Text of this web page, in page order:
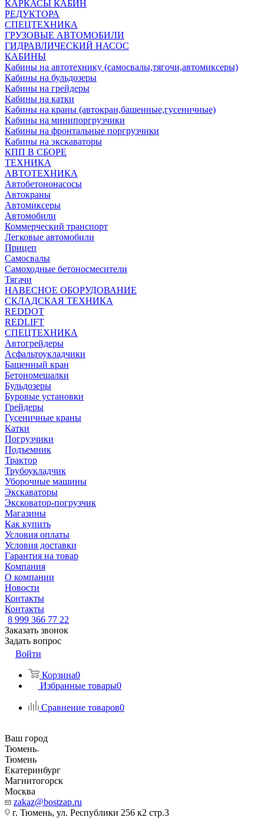
КАРКАСЫ КАБИН
РЕДУКТОРА
СПЕЦТЕХНИКА
ГРУЗОВЫЕ АВТОМОБИЛИ
ГИДРАВЛИЧЕСКИЙ НАСОС
КАБИНЫ
Кабины на автотехнику (самосвалы,тягочи,автомиксеры)
Кабины на бульдозеры
Кабины на грейдеры
Кабины на катки
Кабины на краны (автокран,башенные,гусеничные)
Кабины на минипоргрузчики
Кабины на фронтальные поргрузчики
Кабины на экскаваторы
КПП В СБОРЕ
ТЕХНИКА
АВТОТЕХНИКА
Автобетононасосы
Автокраны
Автомиксеры
Автомобили
Коммерческий транспорт
Легковые автомобили
Прицеп
Самосвалы
Самоходные бетоносмесители
Тягачи
НАВЕСНОЕ ОБОРУДОВАНИЕ
СКЛАДСКАЯ ТЕХНИКА
REDDOT
REDLIFT
СПЕЦТЕХНИКА
Автогрейдеры
Асфальтоукладчики
Башенный кран
Бетономешалки
Бульдозеры
Буровые установки
Грейдеры
Гусеничные краны
Катки
Погрузчики
Подъемник
Трактор
Трубоукладчик
Уборочные машины
Экскаваторы
Эксковатор-погрузчик
Магазины
Как купить
Условия оплаты
Условия доставки
Гарантия на товар
Компания
О компании
Новости
Контакты
Контакты
8 999 366 77 22
Заказать звонок
Задать вопрос
Войти
Корзина0
Избранные товары0
Сравнение товаров0
Ваш город
Тюмень
Тюмень
Екатеринбург
Магнитогорск
Москва
zakaz@bostzap.ru
г. Тюмень, ул. Республики 256 к2 стр.3